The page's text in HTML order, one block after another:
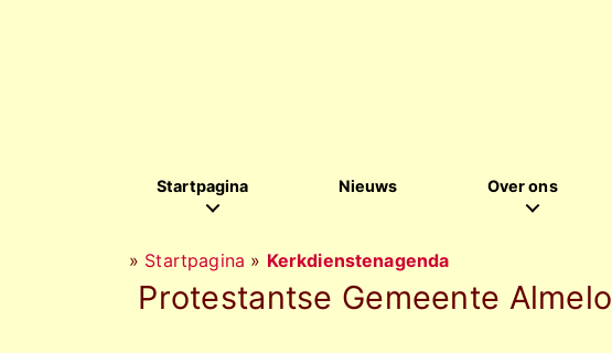
Startpagina Nieuws Over ons
» Startpagina » Kerkdienstenagenda
Protestantse Gemeente Almelo